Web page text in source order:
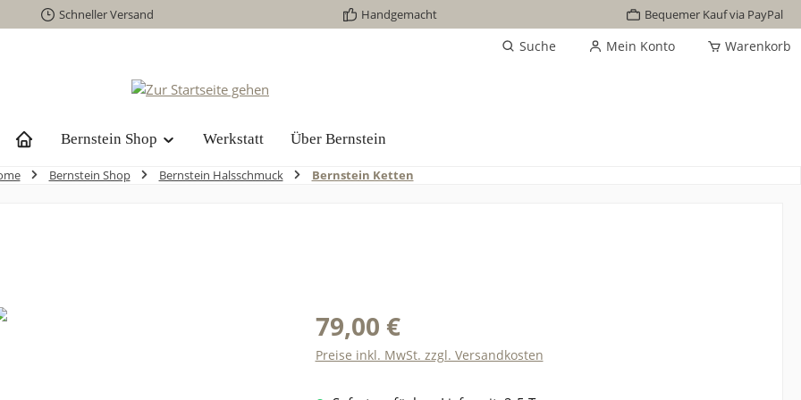
Schneller Versand Handgemacht Bequemer Kauf via PayPal
Suche Mein Konto Warenkorb
Bernstein Shop Werkstatt Über Bernstein
Bernstein Shop Bernstein Halsschmuck Bernstein Ketten
79,00 €
Preise inkl. MwSt. zzgl. Versandkosten